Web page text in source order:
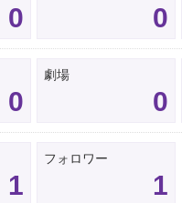
0 0
0
劇場
0
1
フォロワー
1